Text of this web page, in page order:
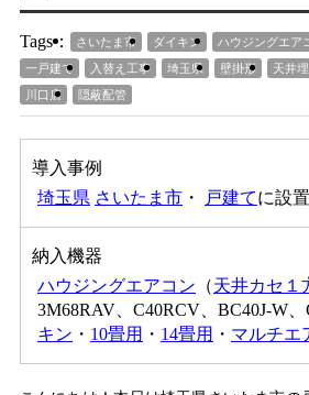
Tags： さいたま市 ダイキン ハウジングエア
一戸建て
入替え工事 埼玉県 壁掛形
天井
川口店
隠蔽配管
導入事例
埼玉県 さいたま市 ・ 戸建てに設
納入機器
ハウジングエアコン （天井カセ１
3M68RAV、C40RCV、BC40J-W、
キン ・ 10畳用 ・ 14畳用 ・ マルチエ